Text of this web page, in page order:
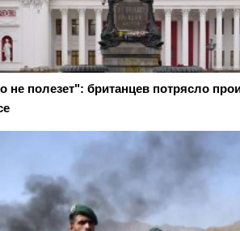
не полезет": британцев потрясло